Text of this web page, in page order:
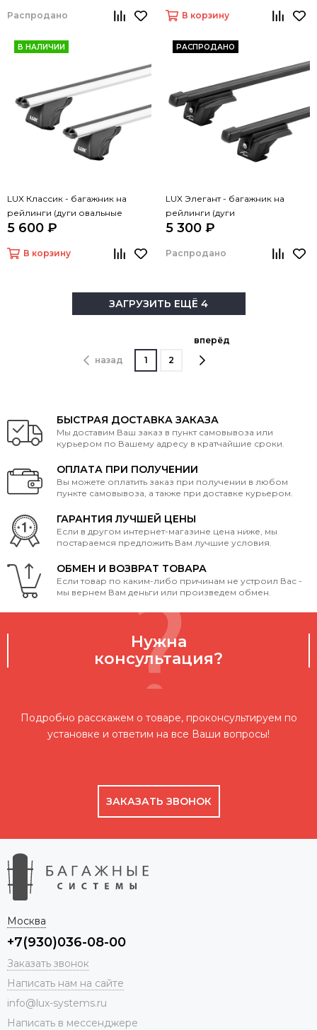
Распродано В корзину
В НАЛИЧИИ
LUX Классик - багажник на
рейлинги (дуги овальные
серые, 1,3м)
5 600 ₽
В корзину
РАСПРОДАНО
LUX Элегант - багажник на
рейлинги (дуги
прямоугольные черные, 1,3м)
5 300 ₽
Распродано
ЗАГРУЗИТЬ ЕЩЁ 4
назад 1 2
вперёд
БЫСТРАЯ ДОСТАВКА ЗАКАЗА
Мы доставим Ваш заказ в пункт самовывоза или
курьером по Вашему адресу в кратчайшие сроки.
ОПЛАТА ПРИ ПОЛУЧЕНИИ
Вы можете оплатить заказ при получении в любом
пункте самовывоза, а также при доставке курьером.
ГАРАНТИЯ ЛУЧШЕЙ ЦЕНЫ
Если в другом интернет-магазине цена ниже, мы
постараемся предложить Вам лучшие условия.
ОБМЕН И ВОЗВРАТ ТОВАРА
Если товар по каким-либо причинам не устроил Вас -
мы вернем Вам деньги или произведем обмен.
Нужна
консультация?
Подробно расскажем о товаре, проконсультируем по
установке и ответим на все Ваши вопросы!
ЗАКАЗАТЬ ЗВОНОК
Москва
+7(930)036-08-00
Заказать звонок
Написать нам на сайте
info@lux-systems.ru
Написать в мессенджере